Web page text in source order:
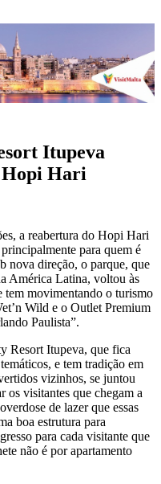
Itupeva
Hopi Hari
a reabertura do Hopi Hari
para quem é
nova direção, o parque, que
América Latina, voltou às
tem movimentando o turismo
Wild e o Outlet Premium
Paulista”.
Resort Itupeva, que fica
e tem tradição em
vizinhos, se juntou
os visitantes que chegam a
de lazer que essas
boa estrutura para
para cada visitante que
não é por apartamento